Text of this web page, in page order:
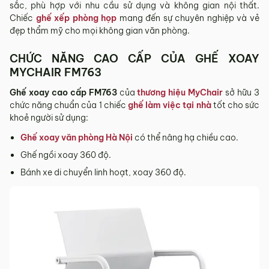
sắc, phù hợp với nhu cầu sử dụng và không gian nội thất.
Chiếc ghế xếp phòng họp mang đến sự chuyên nghiệp và vẻ
đẹp thẩm mỹ cho mọi không gian văn phòng.
CHỨC NĂNG CAO CẤP CỦA GHẾ XOAY
MYCHAIR FM763
Ghế xoay cao cấp FM763 của thương hiệu MyChair sở hữu 3
chức năng chuẩn của 1 chiếc ghế làm việc tại nhàtốt cho sức
khoẻ người sử dụng:
Ghế xoay văn phòng Hà Nội có thể nâng hạ chiều cao.
Ghế ngồi xoay 360 độ.
Bánh xe di chuyển linh hoạt, xoay 360 độ.
tỉnh/thành phố khác
Các Tỉnh/ Thành khác ngoài khu vực Hà Nội, Đà Nẵng và
hàng theo từng khu vực.
Phí giao hàng sẽ được MyChair thông báo và xác nhận với
khách hàng trước khi tiến hành thanh toán đơn hàng và
giao hàng.
Trong quá trình vận chuyển quý khách có bất kỳ thắc mắc,
phát sinh hoặc góp ý nào vui lòng liên hệ Hotline0942 902
để nhận được sự hỗ trợ nhanh nhất.
4. Chính sách Đổi trả, Hoàn tiền
4.1. Các trường hợp được đổi trả sản phẩm
Sản phẩm bị lỗi do nhà sản xuất.
Giao sai sản phẩm, sai mẫu mã so với đơn hàng.